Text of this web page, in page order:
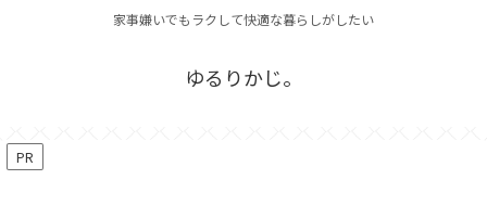
家事嫌いでもラクして快適な暮らしがしたい
ゆるりかじ。
PR